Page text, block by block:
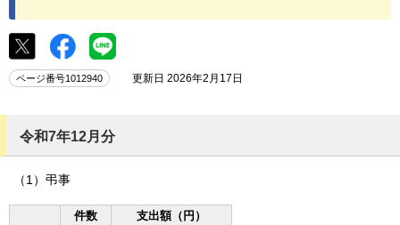
ページ番号1012940 更新日 2026年2月17日
令和7年12月分
（1）弔事
件数
支出額（円）